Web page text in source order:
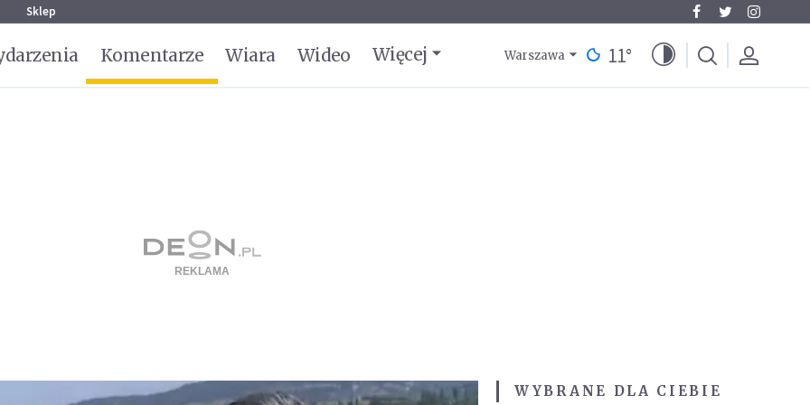
Sklep
Komentarze Wiara Wideo Więcej Warszawa 11°
WYBRANE DLA CIEBIE